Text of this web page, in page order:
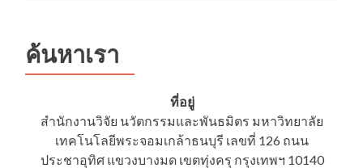
ต่อ
ผึ้ง
ชันโรง
เพื่อ
งาน
ค้นหาเรา
ที่อยู่
สำนักงานวิจัย นวัตกรรมและพันธมิตร มหาวิทยาลัย
เทคโนโลยีพระจอมเกล้าธนบุรี เลขที่ 126 ถนน
ประชาอุทิศ แขวงบางมด เขตทุ่งครุ กรุงเทพฯ 10140